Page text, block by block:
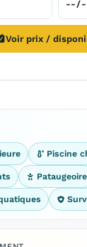
Voir prix /
Piscine
Pataugeoire